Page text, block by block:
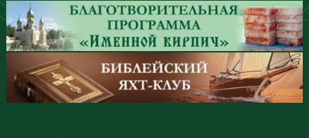
Перейти к основному содержанию